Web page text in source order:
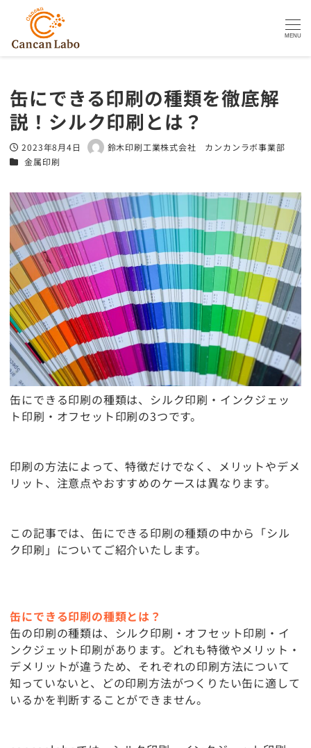
MENU
缶にできる印刷の種類を徹底解
説！シルク印刷とは？
投稿日2023年8月4日
著
鈴木印刷工業株式会社 カンカンラボ事業部
カテゴリー
金属印刷
缶にできる印刷の種類は、シルク印刷・インクジェッ
ト印刷・オフセット印刷の3つです。
印刷の方法によって、特徴だけでなく、メリットやデメ
リット、注意点やおすすめのケースは異なります。
この記事では、缶にできる印刷の種類の中から「シル
ク印刷」についてご紹介いたします。
缶にできる印刷の種類とは？
缶の印刷の種類は、シルク印刷・オフセット印刷・イ
ンクジェット印刷があります。どれも特徴やメリット・
デメリットが違うため、それぞれの印刷方法について
知っていないと、どの印刷方法がつくりたい缶に適して
いるかを判断することができません。